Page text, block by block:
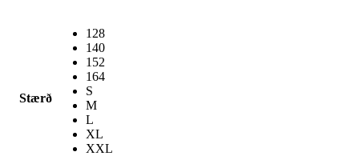
Stærð
128
140
152
164
S
M
L
XL
XXL